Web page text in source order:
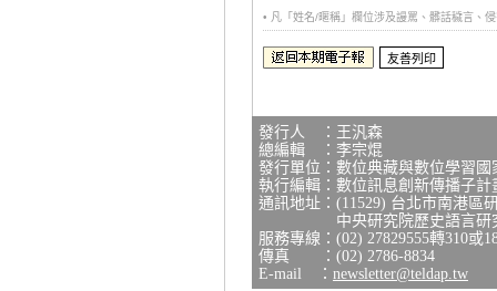
• 凡「姓名/暱稱」欄位涉及謾罵、髒話穢言、
發行人 ：王汎森
總編輯 ：李宗焜
發行單位：數位典藏與數位學習
執行編輯：數位訊息創新傳播子計
通訊地址：(11529) 台北市南港區
中央研究院歷史語言研究
服務專線：(02) 27829555轉310或
傳真 ：(02) 2786-8834
E-mail ： newsletter@teldap.tw